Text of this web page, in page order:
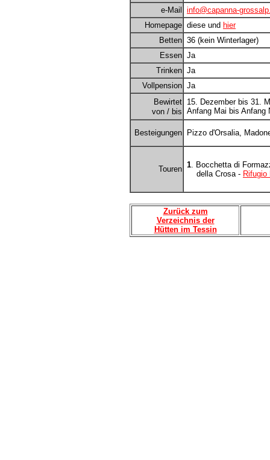
e-Mail
info@capanna-
Homepage diese und hier
Betten 36 (kein Winterlager)
Essen Ja
Trinken Ja
Vollpension Ja
Bewirtet
von / bis
15. Dezember bis 31.
Anfang Mai bis Anfang
Besteigungen Pizzo d'Orsalia,
Touren 1. Bocchetta di
della Crosa - Rifugio
Zurück zum
Verzeichnis der
Hütten im Tessin